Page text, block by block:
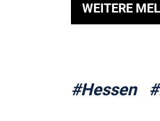
WEITERE
#Hessen